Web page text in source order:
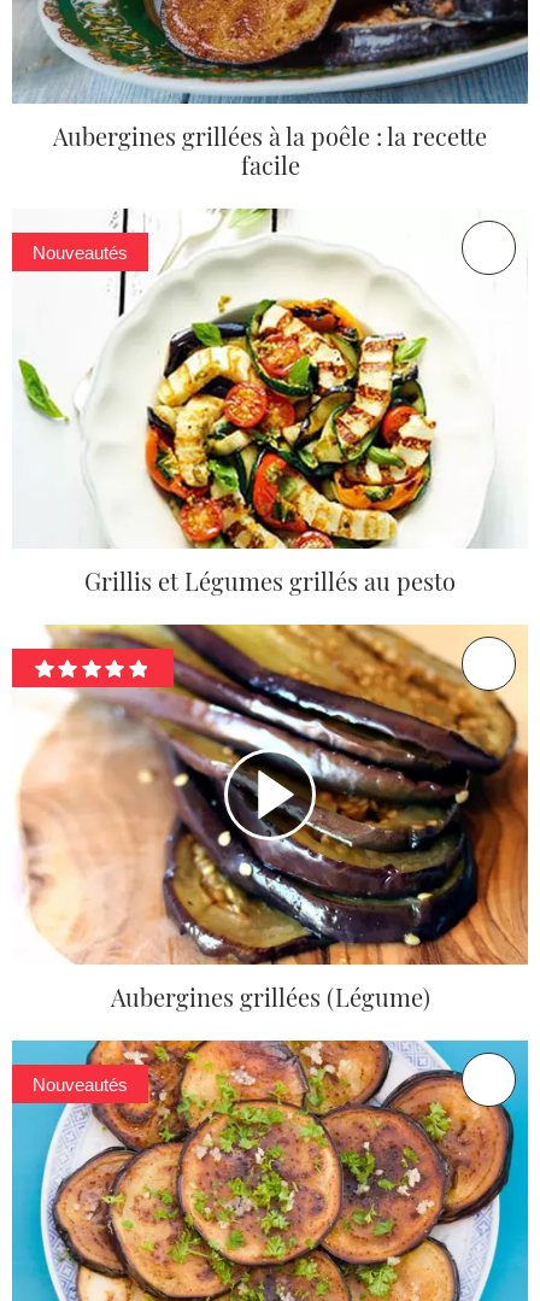
Aubergines grillées à la poêle : la recette
facile
Nouveautés
Grillis et Légumes grillés au pesto
Aubergines grillées (Légume)
Nouveautés